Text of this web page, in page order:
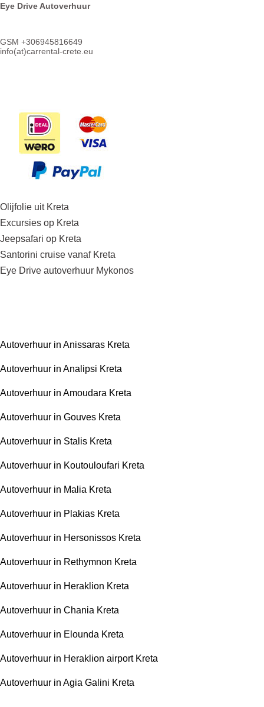
Eye Drive Autoverhuur
GSM +306945816649
info(at)carrental-crete.eu
Olijfolie uit Kreta
Excursies op Kreta
Jeepsafari op Kreta
Santorini cruise vanaf Kreta
Eye Drive autoverhuur Mykonos
Autoverhuur in Anissaras Kreta
Autoverhuur in Analipsi Kreta
Autoverhuur in Amoudara Kreta
Autoverhuur in Gouves Kreta
Autoverhuur in Stalis Kreta
Autoverhuur in Koutouloufari Kreta
Autoverhuur in Malia Kreta
Autoverhuur in Plakias Kreta
Autoverhuur in Hersonissos Kreta
Autoverhuur in Rethymnon Kreta
Autoverhuur in Heraklion Kreta
Autoverhuur in Chania Kreta
Autoverhuur in Elounda Kreta
Autoverhuur in Heraklion airport Kreta
Autoverhuur in Agia Galini Kreta